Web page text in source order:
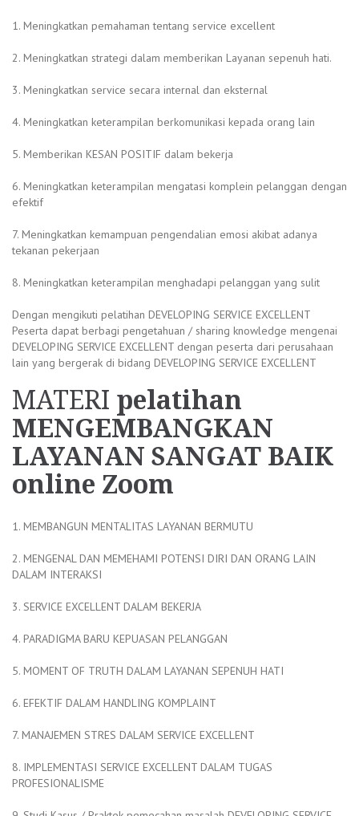
1. Meningkatkan pemahaman tentang service excellent
2. Meningkatkan strategi dalam memberikan Layanan sepenuh hati.
3. Meningkatkan service secara internal dan eksternal
4. Meningkatkan keterampilan berkomunikasi kepada orang lain
5. Memberikan KESAN POSITIF dalam bekerja
6. Meningkatkan keterampilan mengatasi komplein pelanggan dengan
efektif
7. Meningkatkan kemampuan pengendalian emosi akibat adanya
tekanan pekerjaan
8. Meningkatkan keterampilan menghadapi pelanggan yang sulit
Dengan mengikuti pelatihan DEVELOPING SERVICE EXCELLENT
Peserta dapat berbagi pengetahuan / sharing knowledge mengenai
DEVELOPING SERVICE EXCELLENT dengan peserta dari perusahaan
lain yang bergerak di bidang DEVELOPING SERVICE EXCELLENT
MATERI pelatihan
MENGEMBANGKAN
LAYANAN SANGAT BAIK
online Zoom
1. MEMBANGUN MENTALITAS LAYANAN BERMUTU
2. MENGENAL DAN MEMEHAMI POTENSI DIRI DAN ORANG LAIN
DALAM INTERAKSI
3. SERVICE EXCELLENT DALAM BEKERJA
4. PARADIGMA BARU KEPUASAN PELANGGAN
5. MOMENT OF TRUTH DALAM LAYANAN SEPENUH HATI
6. EFEKTIF DALAM HANDLING KOMPLAINT
7. MANAJEMEN STRES DALAM SERVICE EXCELLENT
8. IMPLEMENTASI SERVICE EXCELLENT DALAM TUGAS
PROFESIONALISME